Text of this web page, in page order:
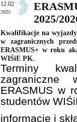
12.02
2025
2025/
Kwalifikacje na
w zagranicznych
ERASMUS+ w roku
WIŚiE PK.
Terminy
zagraniczne
ERASMUS w
studentów
informacje i